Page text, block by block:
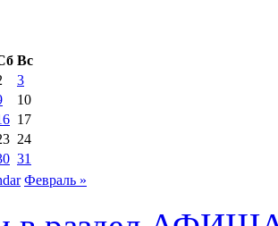
Вс
3
10
17
24
31
Февраль »